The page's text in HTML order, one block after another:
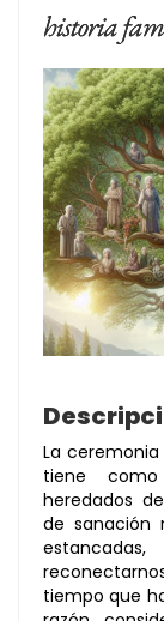
historia
La
tiene
heredados
de sanación
tiempo que